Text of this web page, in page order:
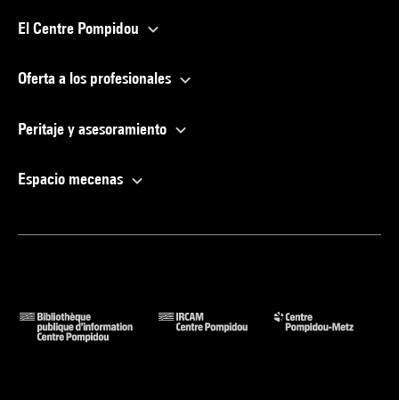
El Centre Pompidou
Oferta a los profesionales
Peritaje y asesoramiento
Espacio mecenas